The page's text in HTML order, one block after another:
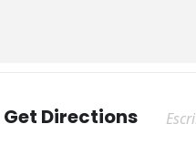
Get Directions